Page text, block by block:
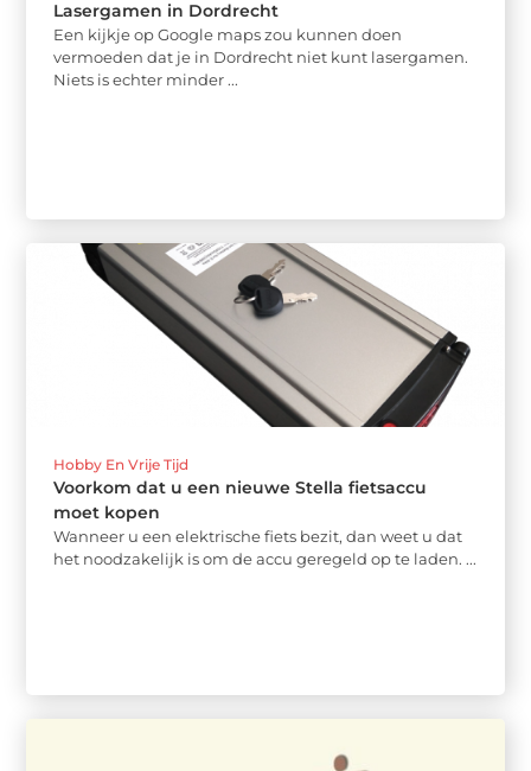
Lasergamen in Dordrecht
Een kijkje op Google maps zou kunnen doen
vermoeden dat je in Dordrecht niet kunt lasergamen.
Niets is echter minder ...
Hobby En Vrije Tijd
Voorkom dat u een nieuwe Stella fietsaccu
moet kopen
Wanneer u een elektrische fiets bezit, dan weet u dat
het noodzakelijk is om de accu geregeld op te laden. ...